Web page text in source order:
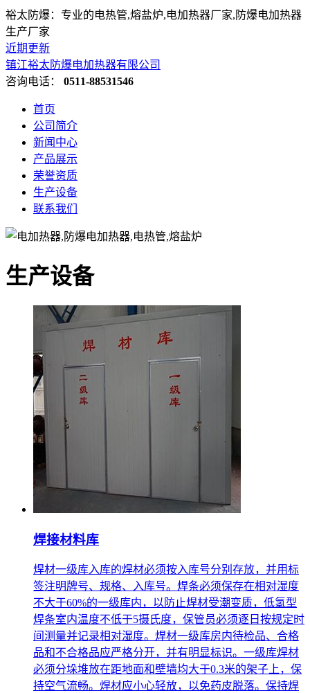
裕太防爆：专业的电热管,熔盐炉,电加热器厂家,防爆电加热器
生产厂家
近期更新
镇江裕太防爆电加热器有限公司
咨询电话： 0511-88531546
首页
公司简介
新闻中心
产品展示
荣誉资质
生产设备
联系我们
生产设备
焊接材料库
焊材一级库入库的焊材必须按入库号分别存放，并用标
签注明牌号、规格、入库号。焊条必须保存在相对湿度
不大于60%的一级库内，以防止焊材受潮变质，低氢型
焊条室内温度不低于5摄氏度，保管员必须逐日按规定时
间测量并记录相对湿度。焊材一级库房内待检品、合格
品和不合格品应严格分开，并有明显标识。一级库焊材
必须分垛堆放在距地面和壁墙均大于0.3米的架子上，保
持空气流畅。焊材应小心轻放，以免药皮脱落。保持焊